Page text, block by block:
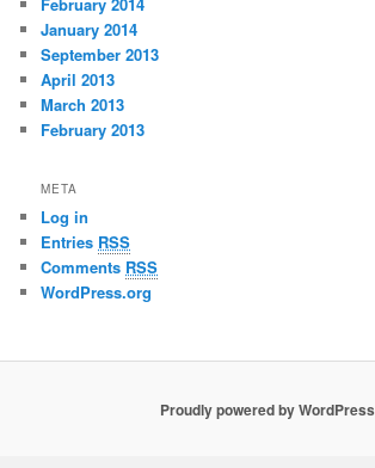
January 2014
September 2013
April 2013
March 2013
February 2013
META
Log in
Entries RSS
Comments RSS
WordPress.org
Proudly powered by WordPress